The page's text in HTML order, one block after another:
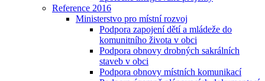
Reference 2016
Ministerstvo pro místní rozvoj
Podpora zapojení dětí a mládeže do
komunitního života v obci
Podpora obnovy drobných sakrálních
staveb v obci
Podpora obnovy místních komunikací